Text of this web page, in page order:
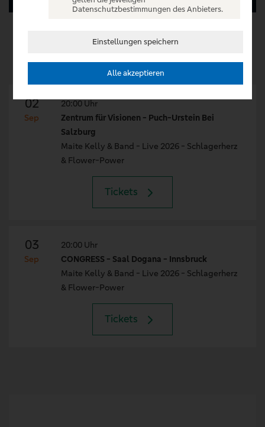
VERANSTALTUNG WÄHLEN
02
Sep
20:00 Uhr
Zentrum für Visionen - Puch-Urstein Bei
Salzburg
Maite Kelly & Band - Live 2026 - Schlagerherz
& Flower-Power
Tickets
03
Sep
20:00 Uhr
CONGRESS - Saal Dogana - Innsbruck
Maite Kelly & Band - Live 2026 - Schlagerherz
& Flower-Power
Tickets
Datenschutzbestimmungen des Anbieters.
Einstellungen speichern
Alle akzeptieren